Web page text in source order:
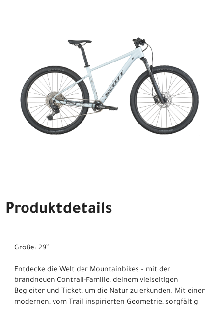
Produktdetails
Größe: 29``
Entdecke die Welt der Mountainbikes – mit der
brandneuen Contrail-Familie, deinem vielseitigen
Begleiter und Ticket, um die Natur zu erkunden. Mit einer
modernen, vom Trail inspirierten Geometrie, sorgfältig